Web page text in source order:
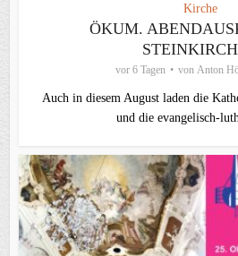
Kirche
ÖKUM.
vor 6 Tagen von Anton
Auch in diesem August laden die
und die